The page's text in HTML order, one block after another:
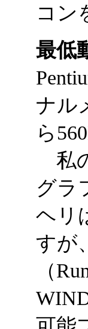
コン
最低
ナル
ら
私
グラ
ヘリ
すが
（